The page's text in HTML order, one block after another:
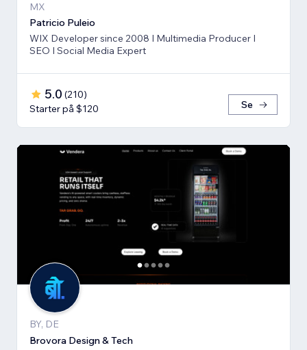
MX
Patricio Puleio
WIX Developer since 2008 I Multimedia Producer I
SEO I Social Media Expert
5.0 (210)
Starter på $120
Se
BY, DE
Brovora Design & Tech